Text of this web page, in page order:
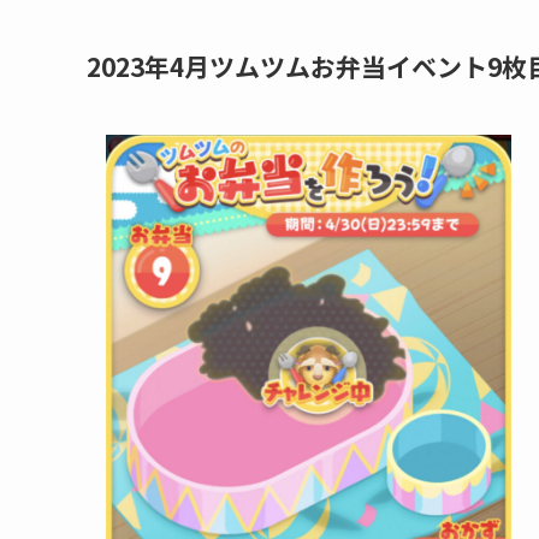
2023年4月ツムツムお弁当イベント9枚